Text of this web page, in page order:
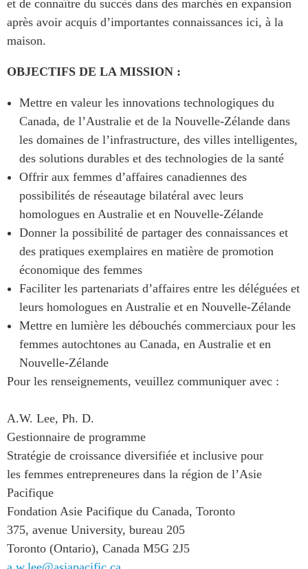
et de connaître du succès dans des marchés en expansion
après avoir acquis d’importantes connaissances ici, à la
maison.
OBJECTIFS DE LA MISSION :
Mettre en valeur les innovations technologiques du
Canada, de l’Australie et de la Nouvelle-Zélande dans
les domaines de l’infrastructure, des villes intelligentes,
des solutions durables et des technologies de la santé
Offrir aux femmes d’affaires canadiennes des
possibilités de réseautage bilatéral avec leurs
homologues en Australie et en Nouvelle-Zélande
Donner la possibilité de partager des connaissances et
des pratiques exemplaires en matière de promotion
économique des femmes
Faciliter les partenariats d’affaires entre les déléguées et
leurs homologues en Australie et en Nouvelle-Zélande
Mettre en lumière les débouchés commerciaux pour les
femmes autochtones au Canada, en Australie et en
Nouvelle-Zélande
Pour les renseignements, veuillez communiquer avec :
A.W. Lee, Ph. D.
Gestionnaire de programme
Stratégie de croissance diversifiée et inclusive pour
les femmes entrepreneures dans la région de l’Asie
Pacifique
Fondation Asie Pacifique du Canada, Toronto
375, avenue University, bureau 205
Toronto (Ontario), Canada M5G 2J5